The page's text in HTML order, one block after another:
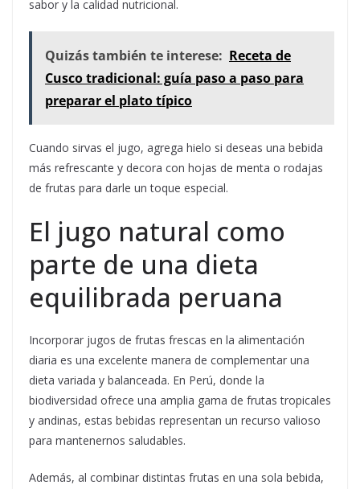
sabor y la calidad nutricional.
Quizás también te interese: Receta de
Cusco tradicional: guía paso a paso para
preparar el plato típico
Cuando sirvas el jugo, agrega hielo si deseas una bebida
más refrescante y decora con hojas de menta o rodajas
de frutas para darle un toque especial.
El jugo natural como
parte de una dieta
equilibrada peruana
Incorporar jugos de frutas frescas en la alimentación
diaria es una excelente manera de complementar una
dieta variada y balanceada. En Perú, donde la
biodiversidad ofrece una amplia gama de frutas tropicales
y andinas, estas bebidas representan un recurso valioso
para mantenernos saludables.
Además, al combinar distintas frutas en una sola bebida,